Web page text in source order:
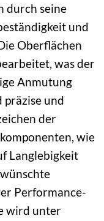
durch seine
und
Oberflächen
was der
Anmutung
präzise und
der
wie
Langlebigkeit
Performance-
wird unter